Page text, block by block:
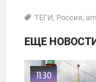
ТЕГИ, Россия,
ЕЩЕ
11:30